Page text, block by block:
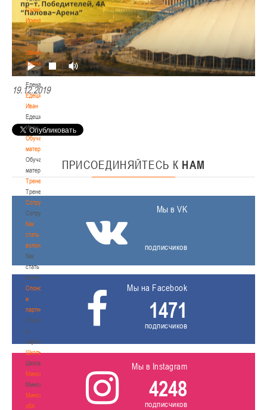
Сумникова
Ирина
Сумникова
Ирина
Швайбович
Елена
Швайбович
Елена
Едешко
Иван
Едешко
Иван
Обучающие
материалы
Обучающие
материалы
Тренерам
Тренерам
Сотрудничество
Сотрудничество
Как
стать
волонтером
Как
стать
волонтером
Спонсоры
и
партнеры
Спонсоры
и
партнеры
Школы
Школы
Минск
Минск
Минская
обл
19.12.2019
ПРИСОЕДИНЯЙТЕСЬ К НАМ
Мы в VK
подписчиков
Мы на Facebook
1471
подписчиков
Мы в Instagram
4248
подписчиков